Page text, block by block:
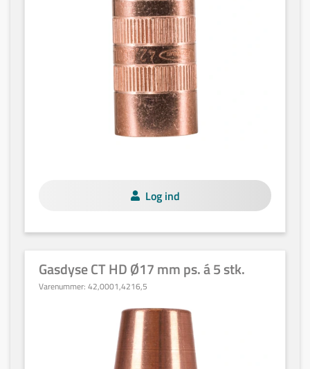
Log ind
Gasdyse CT HD Ø17 mm ps. á 5 stk.
Varenummer: 42,0001,4216,5